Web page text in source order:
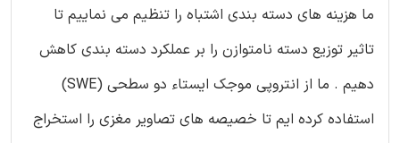
ما هزینه های دسته بندی اشتباه را تنظیم می نماییم تا
تاثیر توزیع دسته نامتوازن را بر عملکرد دسته بندی کاهش
دهیم . ما از انتروپی موجک ایستاء دو سطحی (SWE)
استفاده کرده ایم تا خصیصه های تصاویر مغزی را استخراج